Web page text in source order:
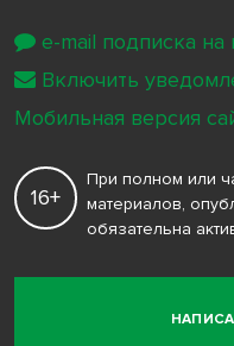
16+
При полном или
материалов,
обязательна
e-mail подписка на
Включить
Мобильная версия